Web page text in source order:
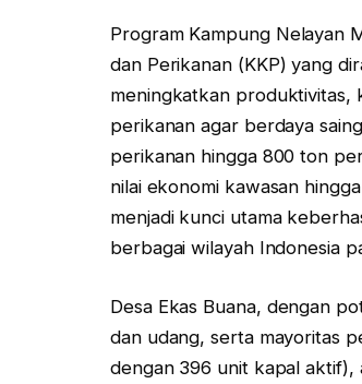
Program Kampung Nelayan
dan Perikanan (KKP) yang
meningkatkan produktivitas,
perikanan agar berdaya
perikanan hingga 800 ton
nilai ekonomi kawasan
menjadi kunci utama
berbagai wilayah Indonesia
Desa Ekas Buana, dengan
dan udang, serta mayoritas
dengan 396 unit kapal aktif),